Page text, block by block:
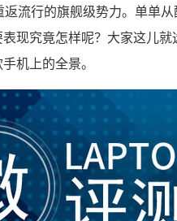
返流行的旗舰级势力。单单
现究竟怎样呢？大家这儿
机上的全景。